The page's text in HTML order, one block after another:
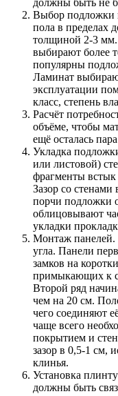
Выбор подложки
пола в пределах
толщиной 2-3 мм.
выбирают более
популярны
Ламинат
эксплуатации
класс, степень
Расчёт
объёме, чтобы
ещё осталась
Укладка
или листовой)
фрагменты встык
Зазор со
порчи подложки
облицовывают
укладки
Монтаж панелей.
угла. Панели
замков на
примыкающих к
Второй ряд
чем на 20 см.
чего соединяют
чаще всего
покрытием и
зазор в 0,5-1 см,
клинья.
Установка
должны быть